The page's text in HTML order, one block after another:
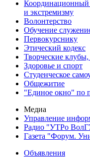
Координационный
и экстремизму
Волонтерство
Обучение
Первокурснику
Этический кодекс
Творческие
Здоровье и спорт
Студенческое
Общежитие
"Единое окно" по
Медиа
Управление
Радио "УТРо
Газета "Форум.
Объявления